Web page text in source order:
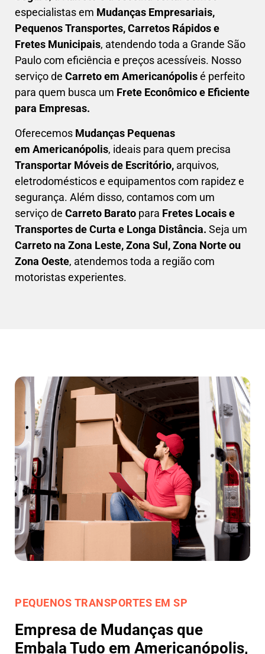
especialistas em Mudanças Empresariais,
Pequenos Transportes, Carretos Rápidos e
Fretes Municipais, atendendo toda a Grande São
Paulo com eficiência e preços acessíveis. Nosso
serviço de Carreto em Americanópolisé perfeito
para quem busca um Frete Econômico e Eficiente
para Empresas.
Oferecemos Mudanças Pequenas
em Americanópolis, ideais para quem precisa
Transportar Móveis de Escritório, arquivos,
eletrodomésticos e equipamentos com rapidez e
segurança. Além disso, contamos com um
serviço de Carreto Barato para Fretes Locais e
Transportes de Curta e Longa Distância. Seja um
Carreto na Zona Leste, Zona Sul, Zona Norte ou
Zona Oeste, atendemos toda a região com
motoristas experientes.
PEQUENOS TRANSPORTES EM SP
Empresa de Mudanças que
Embala Tudo em Americanópolis,